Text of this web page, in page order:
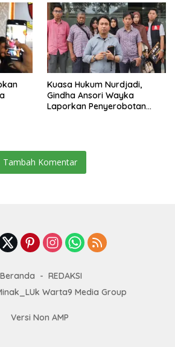
Kuasa Hukum Nurdjadi,
Gindha Ansori Wayka
Laporkan Penyerobotan
Tambah Komentar
Beranda
REDAKSI
Warta9 Media Group
Versi Non AMP